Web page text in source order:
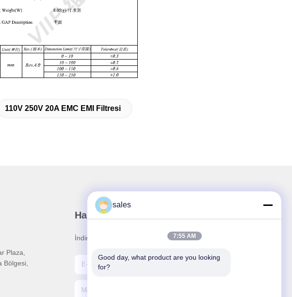
110V 250V 20A EMC EMI Filtresi
Plaza,
Bölgesi,
Haber Bültenimiz
İndirimler ve daha fazlası için bültenimize abone olun.
sales
7:55 AM
Good day, what product are you looking
for?